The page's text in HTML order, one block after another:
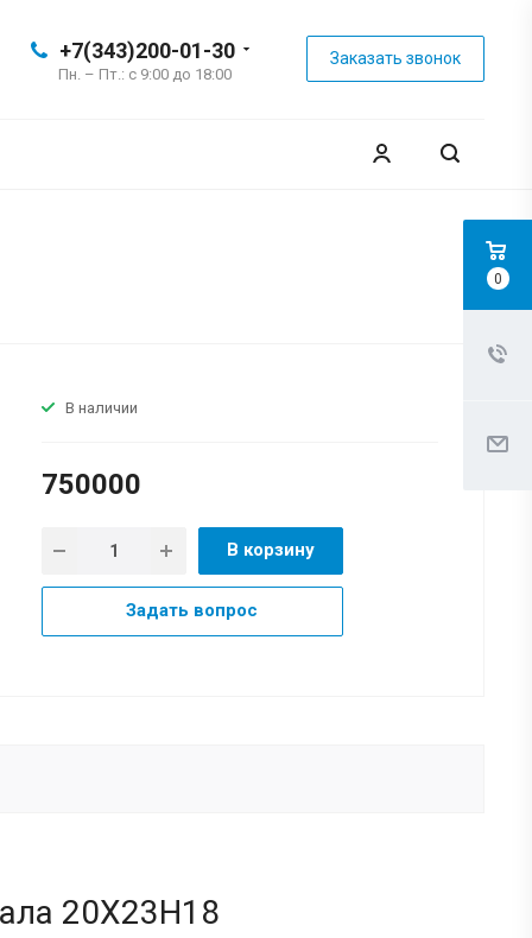
+7(343)200-01-30
Пн. – Пт.: с 9:00 до 18:00
Заказать звонок
В наличии
750000
В корзину
Задать вопрос
20Х23Н18
0